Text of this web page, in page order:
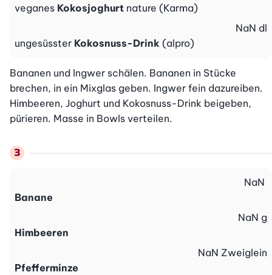
veganes Kokosjoghurt nature (Karma)
ungesüsster Kokosnuss-Drink (alpro)
NaN dl
Bananen und Ingwer schälen. Bananen in Stücke
brechen, in ein Mixglas geben. Ingwer fein dazureiben.
Himbeeren, Joghurt und Kokosnuss-Drink beigeben,
pürieren. Masse in Bowls verteilen.
Banane
NaN
Himbeeren
NaN g
Pfefferminze
NaN Zweiglein